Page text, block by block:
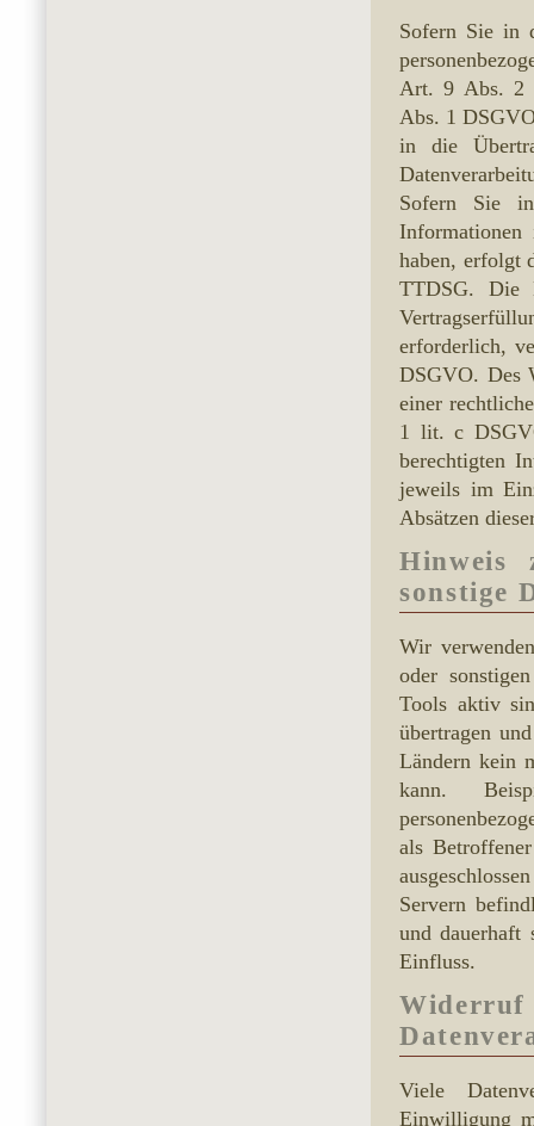
Sofern Sie in
Art. 9 Abs. 2
Abs. 1
in die
Sofern Sie
haben, erfolgt
TTDSG. Die
erforderlich,
DSGVO. Des
einer
1 lit. c
berechtigten
jeweils im
Absätzen
Hinweis
sonstige
Wir
oder
Tools aktiv
übertragen
Ländern kein
kann.
als
Servern
und dauerhaft
Einfluss.
Viele
Einwilligung